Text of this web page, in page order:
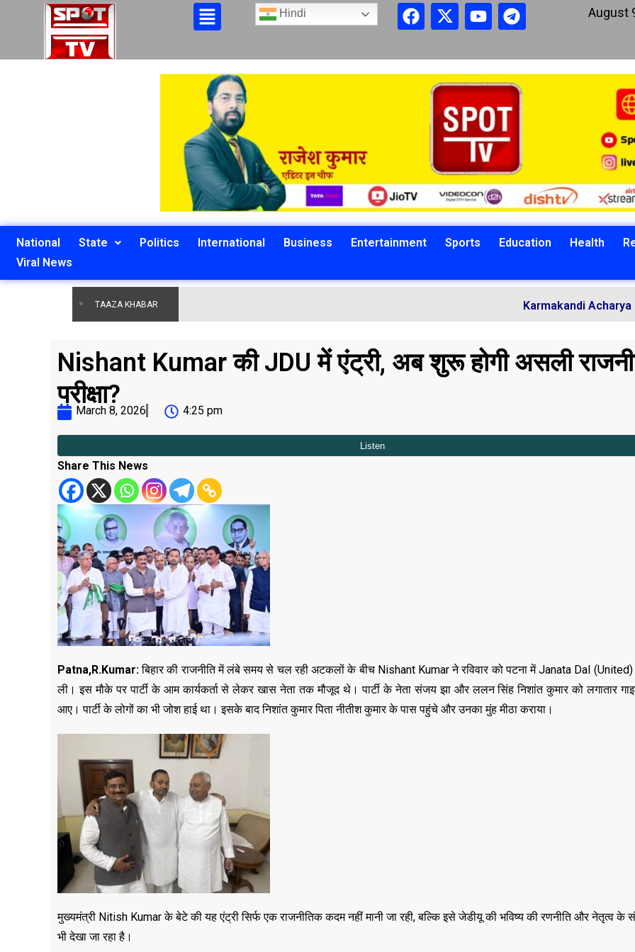
Hindi August
National State Politics International Business Entertainment Sports Education Health
Viral News
TAAZA KHABAR Karmakandi Acharya Manoj
Nishant Kumar की JDU में एंट्री, अब शुरू होगी असली
परीक्षा?
March 8, 2026 4:25 pm
Share This News
Patna,R.Kumar:बिहार की राजनीति में लंबे समय से चल रही अटकलों के बीच Nishant Kumar ने रविवार को पटना में Janata Dal (United)
ली। इस मौके पर पार्टी के आम कार्यकर्ता से लेकर खास नेता तक मौजूद थे। पार्टी के नेता संजय झा और ललन सिंह निशांत कुमार को लगातार
आए। पार्टी के लोगों का भी जोश हाई था। इसके बाद निशांत कुमार पिता नीतीश कुमार के पास पहुंचे और उनका मुंह मीठा कराया।
मुख्यमंत्री Nitish Kumar के बेटे की यह एंट्री सिर्फ एक राजनीतिक कदम नहीं मानी जा रही, बल्कि इसे जेडीयू की भविष्य की रणनीति और नेतृत्व
भी देखा जा रहा है।